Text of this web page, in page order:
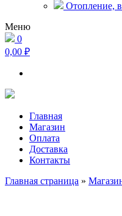
Отопление,
Меню
0
0,00 ₽
Главная
Магазин
Оплата
Доставка
Контакты
Главная страница »